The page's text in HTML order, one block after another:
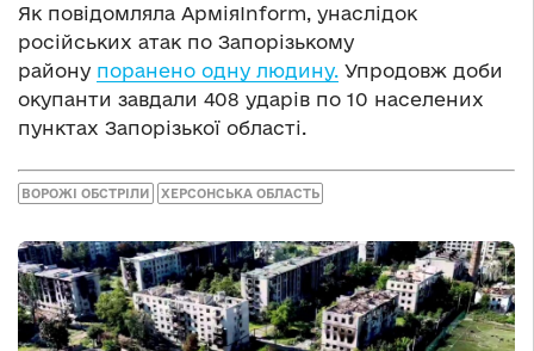
Як повідомляла АрміяInform, унаслідок
російських атак по Запорізькому
району поранено одну людину. Упродовж доби
окупанти завдали 408 ударів по 10 населених
пунктах Запорізької області.
ВОРОЖІ ОБСТРІЛИ ХЕРСОНСЬКА ОБЛАСТЬ